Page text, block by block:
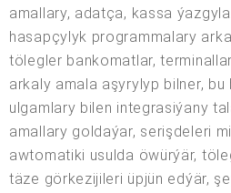
amallary, adatça, kassa
hasapçylyk programmalary
tölegler bankomatlar,
arkaly amala aşyrylyp bilner,
ulgamlary bilen integrasiýany
amallary goldaýar, serişdeleri
awtomatiki usulda öwürýär,
täze görkezijileri üpjün edýär,